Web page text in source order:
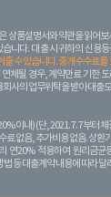
상품설명서와 약관을 읽어
니다. 대 출 시 귀하의 신용
줄 수 있습니다. 중개수수료
체될 경우, 계약만료 기한
사의 업무위탁을 받아 대출
이내) (단, 2021. 7. 7부터
없음, 추가비용 없음. 상환
연20% 적용하여 원리금균
등 대출계약 내용에 따라